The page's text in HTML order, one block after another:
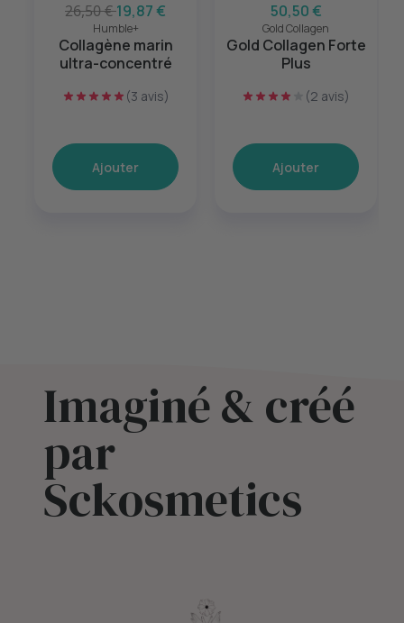
26,50 €19,87 €
Humble+
Collagène marin
ultra-concentré
(3 avis)
Ajouter
50,50 €
Gold Collagen
Gold Collagen Forte
Plus
(2 avis)
Ajouter
Imaginé & créé
par
Sckosmetics